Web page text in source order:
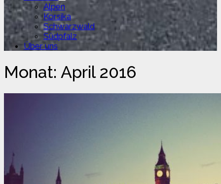
Untermenü
anzeigen
Alpen
Korsika
Schwarzwald
Südpfalz
Über uns
Monat: April 2016